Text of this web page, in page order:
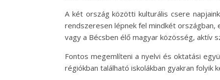
A két ország közötti kulturális csere
rendszeresen lépnek fel mindkét országban,
vagy a Bécsben élő magyar közösség, aktív
Fontos megemlíteni a nyelvi és oktatási
régiókban található iskolákban gyakran